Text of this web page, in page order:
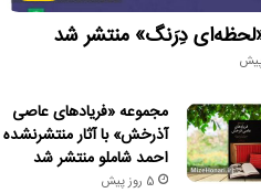
«لحظه‌ای دِرَنگ» منتشر شد
مجموعه «فریادهای عاصی
آذرخش» با آثار منتشرنشده
احمد شاملو منتشر شد
5 روز پیش